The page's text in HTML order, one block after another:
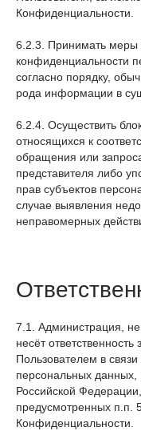
Конфиденциальности.
6.2.3. Принимать меры
конфиденциальности
согласно порядку,
рода информации в
6.2.4. Осуществить
относящихся к
обращения или
представителя либо
прав субъектов
случае выявления
неправомерных
7.1. Администрация,
несёт
Пользователем в
персональных данных,
Российской
предусмотренных п.п.
Конфиденциальности.